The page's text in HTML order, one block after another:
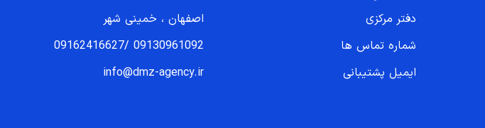
دفتر مرکزی
شماره تماس ها
ایمیل پشتیبانی
اصفهان ، خمینی شهر
09130961092
/
09162416627
info@dmz-agency.ir